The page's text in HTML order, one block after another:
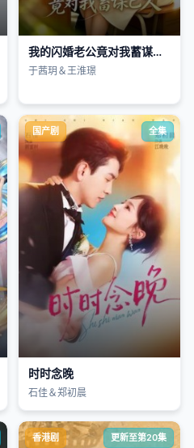
我的闪婚老公竟对我蓄谋已久
于茜玥＆王淮璟
国产剧 全集
时时念晚
石佳＆郑初晨
香港剧 更新至第20集